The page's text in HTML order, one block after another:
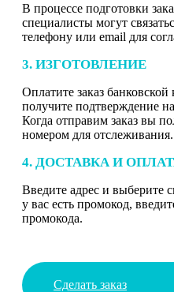
В процессе подготовки
специалисты могут
телефону или email для
3. ИЗГОТОВЛЕНИЕ
Оплатите заказ
получите подтверждение
Когда отправим заказ вы
номером для отслеживания.
4. ДОСТАВКА И
Введите адрес и выберите
у вас есть промокод,
промокода.
Сделать заказ